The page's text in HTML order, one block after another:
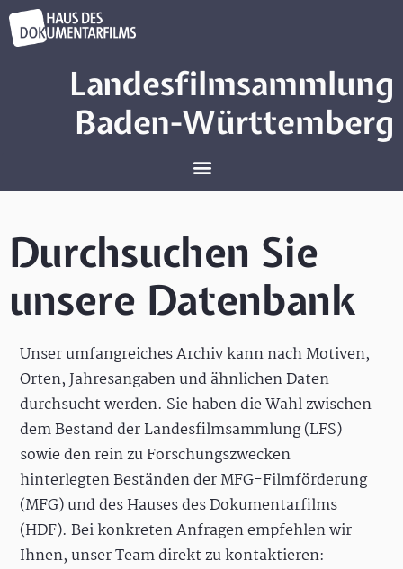
Landesfilmsammlung
Baden-Württemberg
Durchsuchen Sie
unsere Datenbank
Unser umfangreiches Archiv kann nach Motiven,
Orten, Jahresangaben und ähnlichen Daten
durchsucht werden. Sie haben die Wahl zwischen
dem Bestand der Landesfilmsammlung (LFS)
sowie den rein zu Forschungszwecken
hinterlegten Beständen der MFG-Filmförderung
(MFG) und des Hauses des Dokumentarfilms
(HDF). Bei konkreten Anfragen empfehlen wir
Ihnen, unser Team direkt zu kontaktieren: